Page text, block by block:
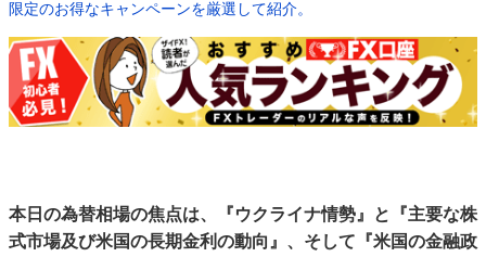
限定のお得なキャンペーンを厳選して紹介。
本日の為替相場の焦点は、『ウクライナ情勢』と『主要な株
式市場及び米国の長期金利の動向』、そして『米国の金融政